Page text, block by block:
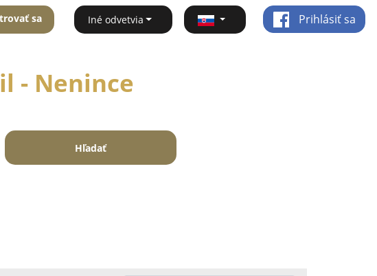
sa Iné odvetvia Prihlásiť sa
- Nenince
Hľadať